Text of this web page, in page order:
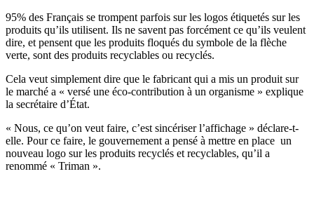
95% des Français se trompent parfois sur les logos étiquetés sur les
produits qu’ils utilisent. Ils ne savent pas forcément ce qu’ils veulent
dire, et pensent que les produits floqués du symbole de la flèche
verte, sont des produits recyclables ou recyclés.
Cela veut simplement dire que le fabricant qui a mis un produit sur
le marché a « versé une éco-contribution à un organisme » explique
la secrétaire d’État.
« Nous, ce qu’on veut faire, c’est sincériser l’affichage » déclare-t-
elle. Pour ce faire, le gouvernement a pensé à mettre en place un
nouveau logo sur les produits recyclés et recyclables, qu’il a
renommé « Triman ».